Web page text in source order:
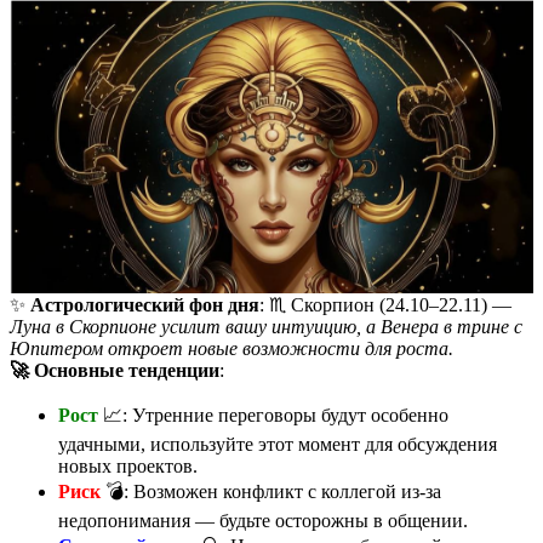
✨ Астрологический фон дня: ♏️ Скорпион (24.10–22.11) —
Луна в Скорпионе усилит вашу интуицию, а Венера в трине с
Юпитером откроет новые возможности для роста.
🚀 Основные тенденции:
Рост 📈: Утренние переговоры будут особенно
удачными, используйте этот момент для обсуждения
новых проектов.
Риск 💣: Возможен конфликт с коллегой из-за
недопонимания — будьте осторожны в общении.